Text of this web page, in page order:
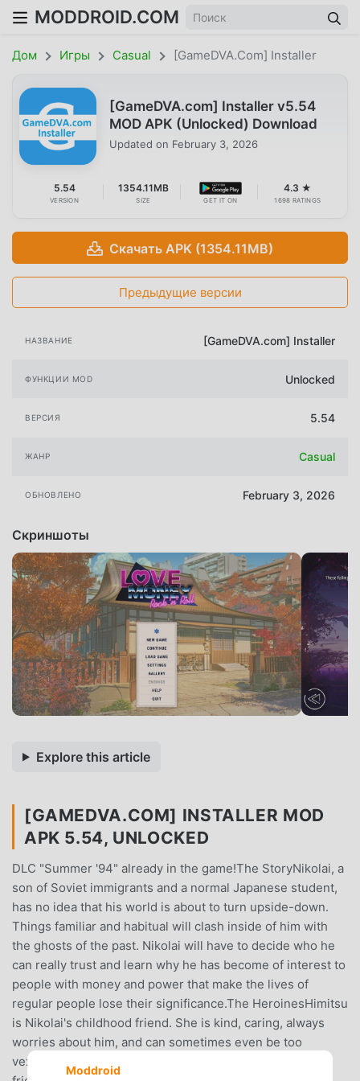
MODDROID.COM
Дом Игры Casual [GameDVA.com] Installer
[GameDVA.com] Installer v5.54
MOD APK (Unlocked) Download
Updated on February 3, 2026
5.54
VERSION
1354.11MB
SIZE GET IT ON
4.3 ★
1698 RATINGS
Скачать APK (1354.11MB)
Предыдущие версии
НАЗВАНИЕ [GameDVA.com] Installer
ФУНКЦИИ MOD Unlocked
ВЕРСИЯ 5.54
ЖАНР Casual
ОБНОВЛЕНО February 3, 2026
Скриншоты
Explore this article
[GAMEDVA.COM] INSTALLER MOD
APK 5.54, UNLOCKED
DLC "Summer '94" already in the game!The StoryNikolai, a
son of Soviet immigrants and a normal Japanese student,
has no idea that his world is about to turn upside-down.
Things familiar and habitual will clash inside of him with
the ghosts of the past. Nikolai will have to decide who he
can really trust and learn why he has become of interest to
people with money and power that make the lives of
regular people lose their significance.The HeroinesHimitsu
is Nikolai's childhood friend. She is kind, caring, always
worries about him, and can sometimes even be too
vexatious. But is she really satisfied with simple
Moddroid